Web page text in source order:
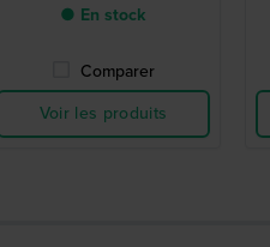
● En stock
Comparer
Voir les produits